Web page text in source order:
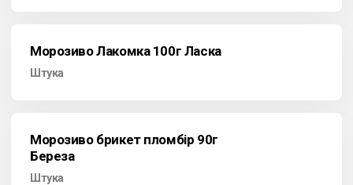
Морозиво Лакомка 100г Ласка
Штука
Морозиво брикет пломбір 90г
Береза
Штука